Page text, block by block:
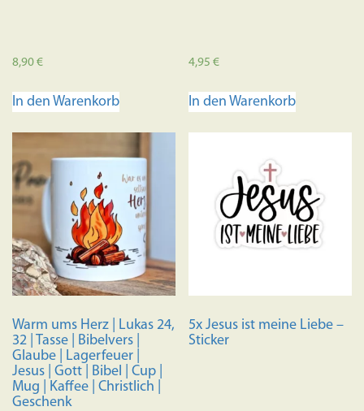
8,90€
In den Warenkorb
4,95€
In den Warenkorb
Warm ums Herz | Lukas 24,
32 | Tasse | Bibelvers |
Glaube | Lagerfeuer |
Jesus | Gott | Bibel | Cup |
Mug | Kaffee | Christlich |
Geschenk
5x Jesus ist meine Liebe –
Sticker